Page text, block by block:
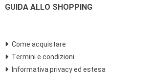
GUIDA ALLO SHOPPING
Come acquistare
Termini e condizioni
Informativa privacy ed estesa